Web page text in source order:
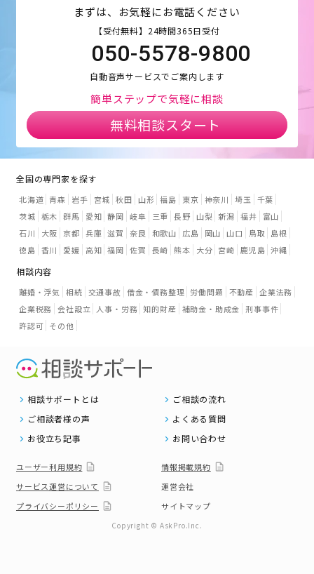
まずは、お気軽にお電話ください
【受付無料】24時間365日受付
050-5578-9800
自動音声サービスでご案内します
簡単ステップで気軽に相談
無料相談スタート
全国の専門家を探す
北海道 青森 岩手 宮城 秋田 山形 福島 東京 神奈川 埼玉
千葉
茨城 栃木 群馬 愛知 静岡 岐阜 三重 長野 山梨 新潟 福井
富山
石川
大阪 京都 兵庫 滋賀 奈良 和歌山 広島 岡山 山口 鳥取
島根
徳島 香川 愛媛 高知 福岡 佐賀 長崎 熊本 大分 宮崎 鹿児島 沖縄
相談内容
離婚・浮気 相続 交通事故 借金・債務整理 労働問題 不動産 企業法務
企業税務 会社設立 人事・労務 知的財産 補助金・助成金 刑事事件
許認可 その他
相談サポートとは
ご相談の流れ
ご相談者様の声
よくある質問
お役立ち記事
お問い合わせ
ユーザー利用規約
情報掲載規約
サービス運営について
運営会社
プライバシーポリシー
サイトマップ
Copyright © AskPro.Inc.